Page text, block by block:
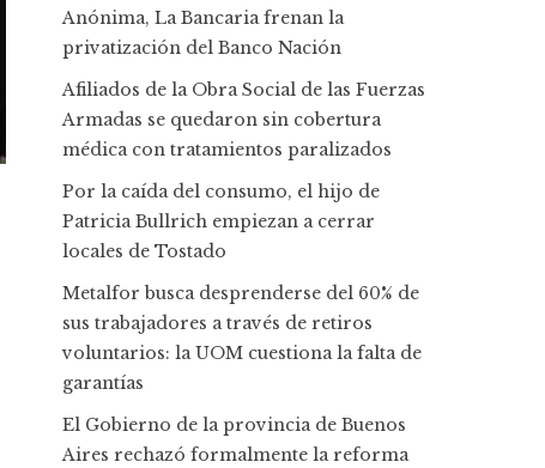
Anónima, La Bancaria frenan la
privatización del Banco Nación
Afiliados de la Obra Social de las Fuerzas
Armadas se quedaron sin cobertura
médica con tratamientos paralizados
Por la caída del consumo, el hijo de
Patricia Bullrich empiezan a cerrar
locales de Tostado
Metalfor busca desprenderse del 60% de
sus trabajadores a través de retiros
voluntarios: la UOM cuestiona la falta de
garantías
El Gobierno de la provincia de Buenos
Aires rechazó formalmente la reforma